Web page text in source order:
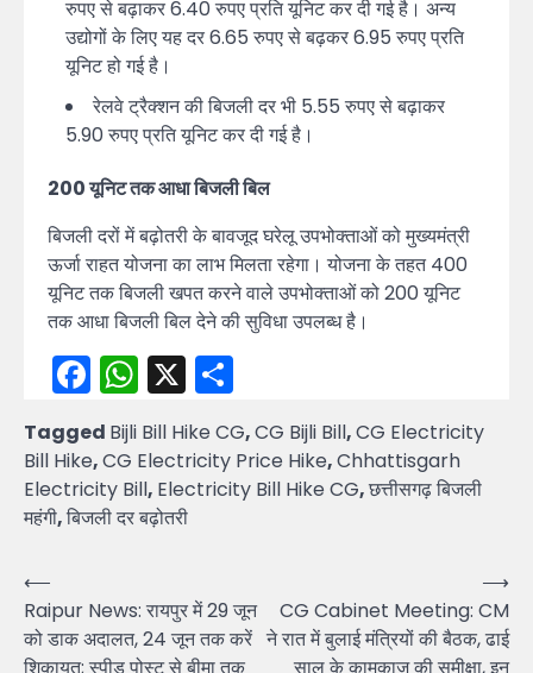
रुपए से बढ़ाकर 6.40 रुपए प्रति यूनिट कर दी गई है। अन्य
उद्योगों के लिए यह दर 6.65 रुपए से बढ़कर 6.95 रुपए प्रति
यूनिट हो गई है।
रेलवे ट्रैक्शन की बिजली दर भी 5.55 रुपए से बढ़ाकर
5.90 रुपए प्रति यूनिट कर दी गई है।
200 यूनिट तक आधा बिजली बिल
बिजली दरों में बढ़ोतरी के बावजूद घरेलू उपभोक्ताओं को मुख्यमंत्री
ऊर्जा राहत योजना का लाभ मिलता रहेगा। योजना के तहत 400
यूनिट तक बिजली खपत करने वाले उपभोक्ताओं को 200 यूनिट
तक आधा बिजली बिल देने की सुविधा उपलब्ध है।
Facebook
WhatsApp
X
Tagged Bijli Bill Hike CG,CG Bijli Bill,CG Electricity
Bill Hike,CG Electricity Price Hike,Chhattisgarh
Electricity Bill, Electricity Bill Hike CG,छत्तीसगढ़ बिजली
महंगी,बिजली दर बढ़ोतरी
Post
navigation
⟵
Raipur News: रायपुर में 29 जून
को डाक अदालत, 24 जून तक करें
CG Cabinet Meeting: CM
ने रात में बुलाई मंत्रियों की बैठक, ढाई
⟶